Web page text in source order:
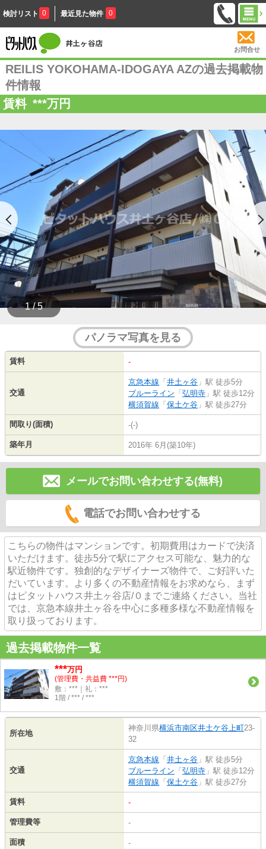
検討リスト 0 最近見た物件 0
お問合せ
REILIS YOKOHAMA-IDOGAYA AZの過去掲載物
件情報
賃料 ***万円
1 / 5
パノラマ写真を見る
賃料 -
交通
京急本線 「 井土ヶ谷 」駅 徒歩5分
ブルーライン 「 弘明寺 」駅 徒歩12分
横須賀線 「 保土ケ谷 」駅 徒歩27分
間取り(面積) -(-)
築年月 2016年 6月(築10年)
メールでお問い合わせする(無料)
電話でお問い合わせする
こちらの物件はマンションです。初期費用はカードで決済
いただけます。徒歩5分で駅にアクセス可能な、魅力的な
駅近物件です。独創的なデザイナーズ物件で、ご好評いた
だいています。より多くの不動産情報をお求めなら、まず
はピタットハウス井土ヶ谷店/０までご連絡ください。当社
では、京急本線井土ヶ谷を中心に多種多様な不動産情報を
取り扱っております。
過去掲載物件一覧
***万円
(管理費・共益費 ***円)
敷：***｜礼：***
1階 / *** / ***
所在地
神奈川県横浜市南区井土ケ谷上町23-
32
交通
京急本線 「 井土ヶ谷 」駅 徒歩5分
ブルーライン 「 弘明寺 」駅 徒歩12分
横須賀線 「 保土ケ谷 」駅 徒歩27分
賃料 -
管理費等 -
面積 -